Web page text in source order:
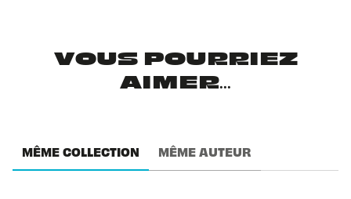
VOUS POURRIEZ
AIMER...
MÊME COLLECTION MÊME AUTEUR